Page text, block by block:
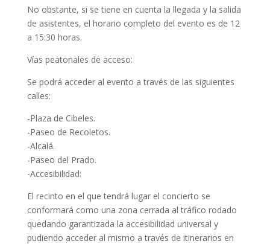
No obstante, si se tiene en cuenta la llegada y la salida
de asistentes, el horario completo del evento es de 12
a 15:30 horas.
Vías peatonales de acceso:
Se podrá acceder al evento a través de las siguientes
calles:
-Plaza de Cibeles.
-Paseo de Recoletos.
-Alcalá.
-Paseo del Prado.
-Accesibilidad:
El recinto en el que tendrá lugar el concierto se
conformará como una zona cerrada al tráfico rodado
quedando garantizada la accesibilidad universal y
pudiendo acceder al mismo a través de itinerarios en